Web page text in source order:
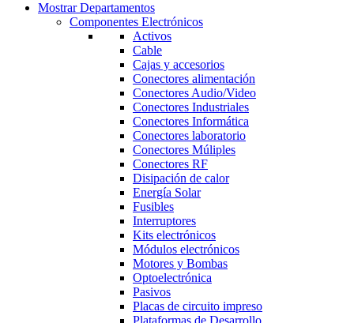
Mostrar Departamentos
Componentes Electrónicos
Activos
Cable
Cajas y accesorios
Conectores alimentación
Conectores Audio/Video
Conectores Industriales
Conectores Informática
Conectores laboratorio
Conectores Múliples
Conectores RF
Disipación de calor
Energía Solar
Fusibles
Interruptores
Kits electrónicos
Módulos electrónicos
Motores y Bombas
Optoelectrónica
Pasivos
Placas de circuito impreso
Plataformas de Desarrollo